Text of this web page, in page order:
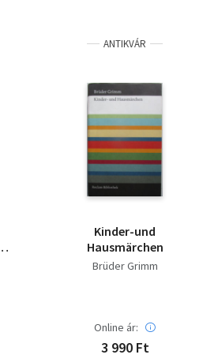
ANTIKVÁR
Kinder-und
Hausmärchen
Brüder Grimm
Online ár:
3 990 Ft